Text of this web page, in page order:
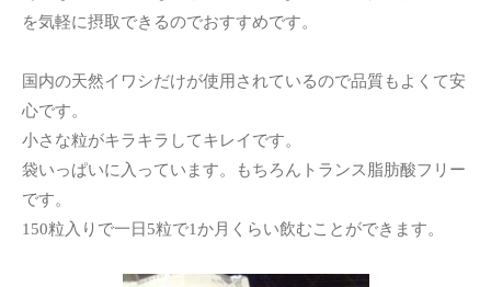
を気軽に摂取できるのでおすすめです。
国内の天然イワシだけが使用されているので品質もよくて安
心です。
小さな粒がキラキラしてキレイです。
袋いっぱいに入っています。もちろんトランス脂肪酸フリー
です。
150粒入りで一日5粒で1か月くらい飲むことができます。